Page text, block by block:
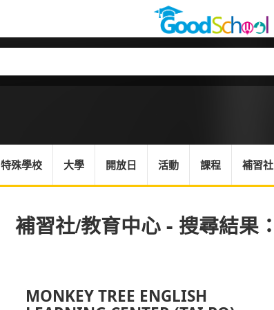
特殊學校 大學 開放日 活動 課程 補習社
補習社/教育中心 - 搜尋結果：
MONKEY TREE ENGLISH